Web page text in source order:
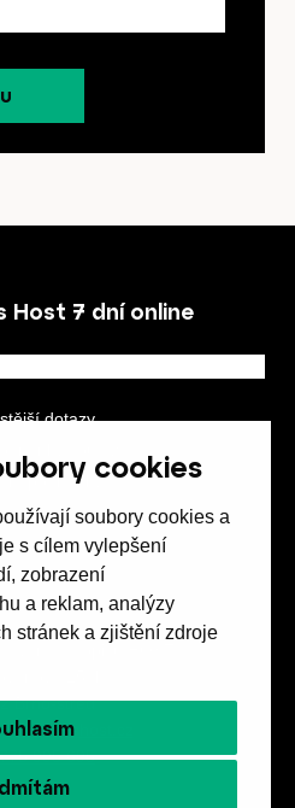
cookies
soubory cookies a
s cílem vylepšení
zobrazení
a reklam, analýzy
stránek a zjištění zdroje
Host 7 dní online
dotazy
podmínky
Brno-střed
995 695